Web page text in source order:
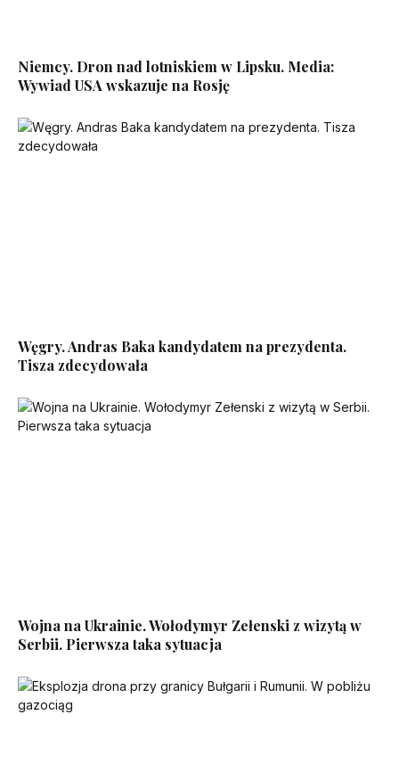
Niemcy. Dron nad lotniskiem w Lipsku. Media:
Wywiad USA wskazuje na Rosję
Węgry. Andras Baka kandydatem na prezydenta.
Tisza zdecydowała
Wojna na Ukrainie. Wołodymyr Zełenski z wizytą w
Serbii. Pierwsza taka sytuacja